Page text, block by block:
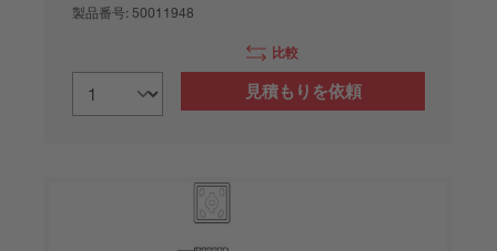
製品番号: 50011948
比較
見積もりを依頼